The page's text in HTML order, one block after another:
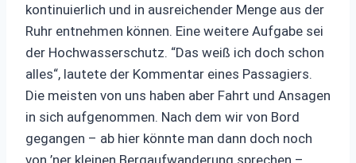
kontinuierlich und in ausreichender Menge aus der
Ruhr entnehmen können. Eine weitere Aufgabe sei
der Hochwasserschutz. “Das weiß ich doch schon
alles“, lautete der Kommentar eines Passagiers.
Die meisten von uns haben aber Fahrt und Ansagen
in sich aufgenommen. Nach dem wir von Bord
gegangen – ab hier könnte man dann doch noch
von ’ner kleinen Bergaufwanderung sprechen –